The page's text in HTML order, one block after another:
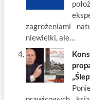
zagrożeniami
niewielki, ale…